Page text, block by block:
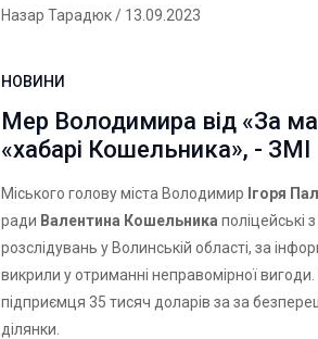
Назар Тарадюк/ 13.09.2023
НОВИНИ
Мер Володимира від «За
«хабарі Кошельника», - ЗМІ
Міського голову міста Володимир Ігоря
ради Валентина Кошельника поліцейські
розслідувань у Волинській області, за
викрили у отриманні неправомірної
підприємця 35 тисяч доларів за за
ділянки.